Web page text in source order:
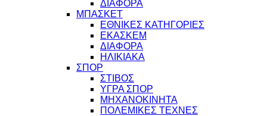
ΔΙΑΦΟΡΑ
ΜΠΑΣΚΕΤ
ΕΘΝΙΚΕΣ ΚΑΤΗΓΟΡΙΕΣ
ΕΚΑΣΚΕΜ
ΔΙΑΦΟΡΑ
ΗΛΙΚΙΑΚΑ
ΣΠΟΡ
ΣΤΙΒΟΣ
ΥΓΡΑ ΣΠΟΡ
ΜΗΧΑΝΟΚΙΝΗΤΑ
ΠΟΛΕΜΙΚΕΣ ΤΕΧΝΕΣ